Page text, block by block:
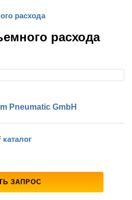
расхода
расхода
Pneumatic GmbH
ЗАПРОС